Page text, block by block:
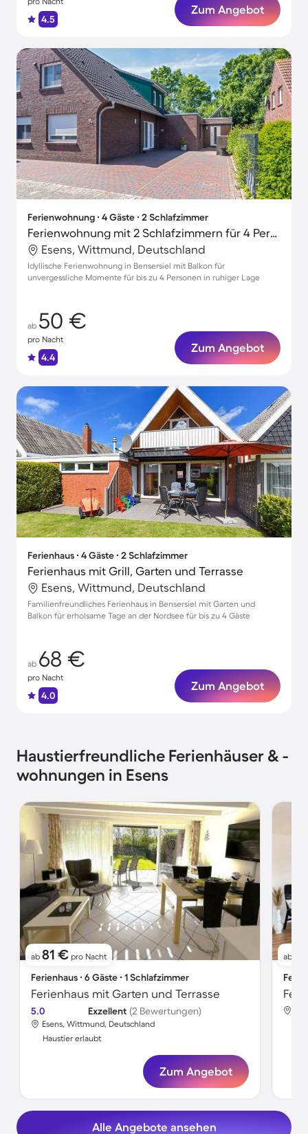
4.5
Zum Angebot
Ferienwohnung ∙ 4 Gäste ∙ 2 Schlafzimmer
Ferienwohnung mit 2 Schlafzimmern für 4 Personen
Esens, Wittmund, Deutschland
Idyllische Ferienwohnung in Bensersiel mit Balkon für
unvergessliche Momente für bis zu 4 Personen in ruhiger Lage
ab 50 €
pro Nacht
4.4
Zum Angebot
Ferienhaus ∙ 4 Gäste ∙ 2 Schlafzimmer
Ferienhaus mit Grill, Garten und Terrasse
Esens, Wittmund, Deutschland
Familienfreundliches Ferienhaus in Bensersiel mit Garten und
Balkon für erholsame Tage an der Nordsee für bis zu 4 Gäste
ab 68 €
pro Nacht
4.0
Zum Angebot
Haustierfreundliche Ferienhäuser & -
wohnungen in Esens
ab 81 € pro Nacht
Ferienhaus ∙ 6 Gäste ∙ 1 Schlafzimmer
Ferienhaus mit Garten und Terrasse
5.0 Exzellent (2 Bewertungen)
Esens, Wittmund, Deutschland
Haustier erlaubt
Zum Angebot
ab
Alle Angebote ansehen